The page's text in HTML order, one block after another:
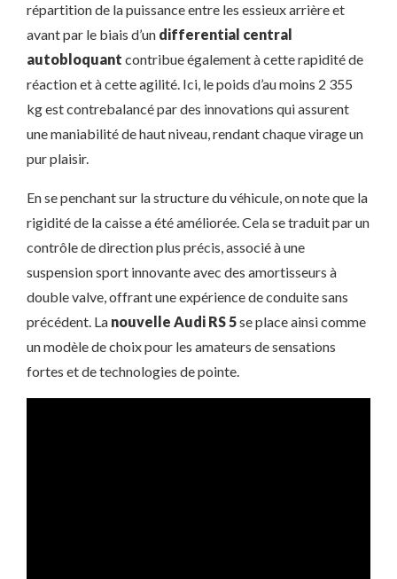
répartition de la puissance entre les essieux arrière et
avant par le biais d’un differential central
autobloquant contribue également à cette rapidité de
réaction et à cette agilité. Ici, le poids d’au moins 2 355
kg est contrebalancé par des innovations qui assurent
une maniabilité de haut niveau, rendant chaque virage un
pur plaisir.
En se penchant sur la structure du véhicule, on note que la
rigidité de la caisse a été améliorée. Cela se traduit par un
contrôle de direction plus précis, associé à une
suspension sport innovante avec des amortisseurs à
double valve, offrant une expérience de conduite sans
précédent. La nouvelle Audi RS 5se place ainsi comme
un modèle de choix pour les amateurs de sensations
fortes et de technologies de pointe.